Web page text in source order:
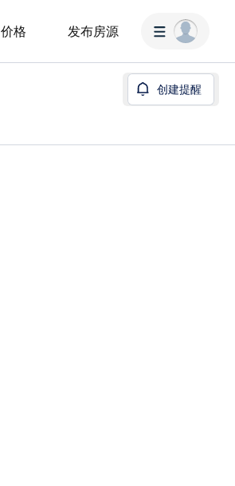
价格 发布房源
创建提醒